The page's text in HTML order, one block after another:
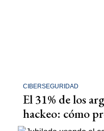
CIBERSEGURIDAD
El 31% de los
hackeo: cómo